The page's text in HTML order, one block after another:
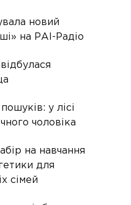
новий
на РАІ-Радіо
у лісі
чоловіка
на навчання
для
сімей